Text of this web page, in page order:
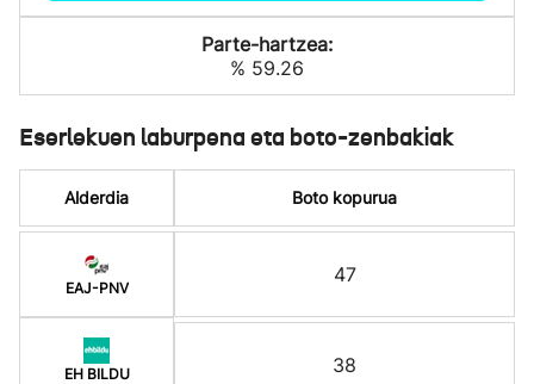
Parte-hartzea:
% 59.26
Eserlekuen laburpena eta boto-zenbakiak
Alderdia
EAJ-PNV
EH BILDU
Boto kopurua
47
38